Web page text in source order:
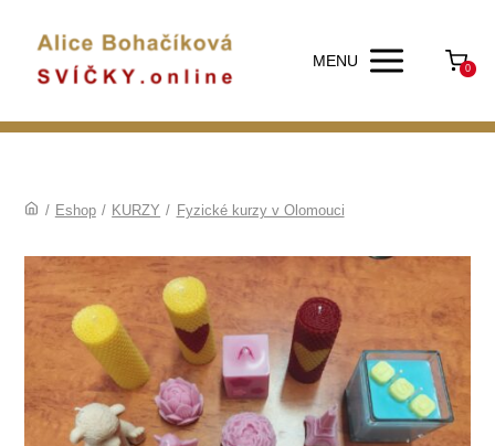
MENU 0
/ Eshop / KURZY / Fyzické kurzy v Olomouci